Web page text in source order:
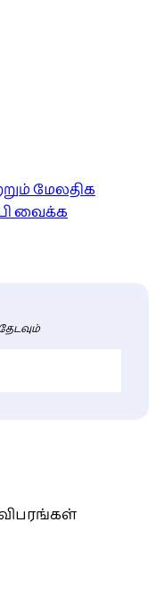
மேலதிக
வைக்க